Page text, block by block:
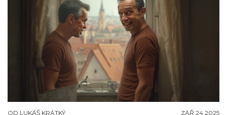
OD LUKÁŠ KRÁTKÝ ZÁŘ 24 2025